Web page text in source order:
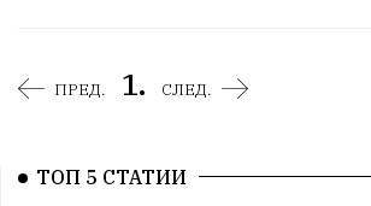
ПРЕД. 1. СЛЕД.
ТОП 5 СТАТИИ